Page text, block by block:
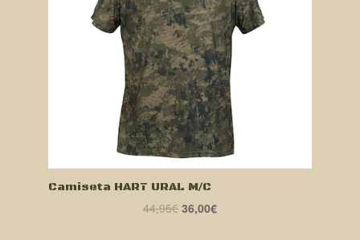
Camiseta HART URAL M/C
44,95€ El
36,00€El